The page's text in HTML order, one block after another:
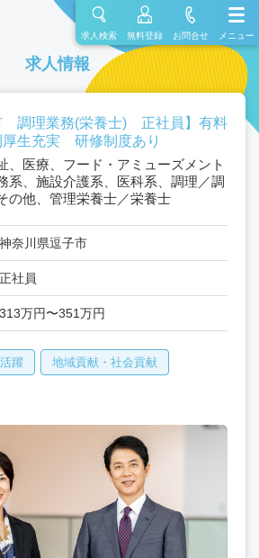
求人検索 無料登録 お問合せ メニュー
求人情報
調理業務(栄養士) 正社員】有料
生充実 研修制度あり
、医療、フード・アミューズメント
系、施設介護系、医科系、調理／調
の他、管理栄養士／栄養士
神奈川県逗子市
正社員
313万円〜351万円
躍 地域貢献・社会貢献